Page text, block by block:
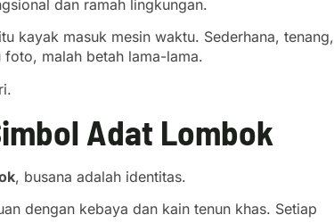
dan ramah lingkungan.
itu kayak masuk mesin waktu. Sederhana, tenang,
malah betah lama-lama.
Adat Lombok
, busana adalah identitas.
dengan kebaya dan kain tenun khas. Setiap